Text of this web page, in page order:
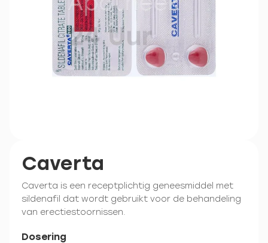
Caverta
Caverta is een receptplichtig geneesmiddel met
sildenafil dat wordt gebruikt voor de behandeling
van erectiestoornissen.
Dosering